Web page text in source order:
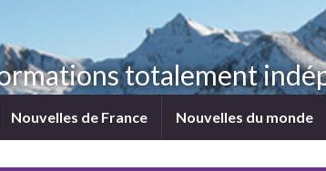
totalement
Nouvelles de France Nouvelles du monde